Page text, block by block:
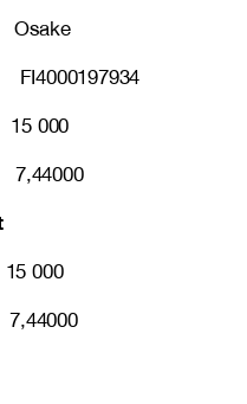
Osake
FI4000197934
7,44000
7,44000